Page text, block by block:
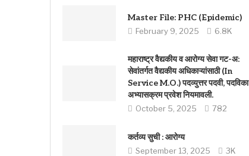
Master File: PHC (Epidemic)
February 9, 2025 6.8K
महाराष्ट्र वैद्यकीय व आरोग्य सेवा गट-अ:
सेवांतर्गत वैद्यकीय अधिकाऱ्यांसाठी (In
Service M.O.) पदव्युत्तर पदवी, पदविका
अभ्यासक्रम प्रवेश नियमावली.
October 5, 2025 782
कर्तव्य सुची : आरोग्य
September 13, 2025 3K